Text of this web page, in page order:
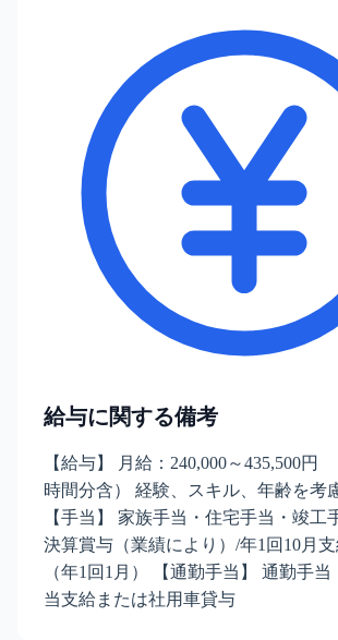
給与に関する備考
【給与】 月給：240,000～435,500円
時間分含） 経験、スキル、年齢を考
【手当】 家族手当・住宅手当・竣工
決算賞与（業績により）/年1回10月
（年1回1月） 【通勤手当】 通勤手
当支給または社用車貸与